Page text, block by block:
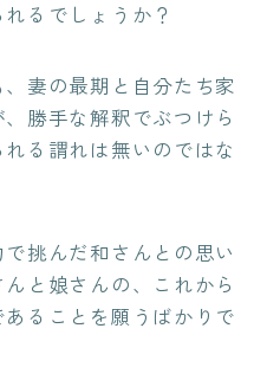
るでしょうか？
妻の最期と自分たち家
勝手な解釈でぶつけら
る謂れは無いのではな
挑んだ和さんとの思い
と娘さんの、これから
ることを願うばかりで